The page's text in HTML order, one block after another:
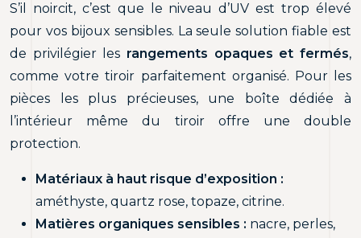
S’il noircit, c’est que le niveau d’UV est trop élevé
pour vos bijoux sensibles. La seule solution fiable est
de privilégier les rangements opaques et fermés,
comme votre tiroir parfaitement organisé. Pour les
pièces les plus précieuses, une boîte dédiée à
l’intérieur même du tiroir offre une double
protection.
Matériaux à haut risque d’exposition :
améthyste, quartz rose, topaze, citrine.
Matières organiques sensibles : nacre, perles,